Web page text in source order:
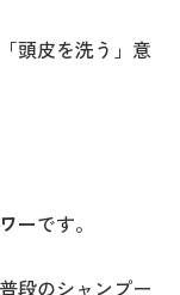
頭皮を洗う」意
ーです。
段のシャンプー